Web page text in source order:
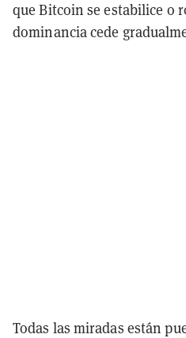
que Bitcoin se estabilice o
dominancia cede
Todas las miradas están